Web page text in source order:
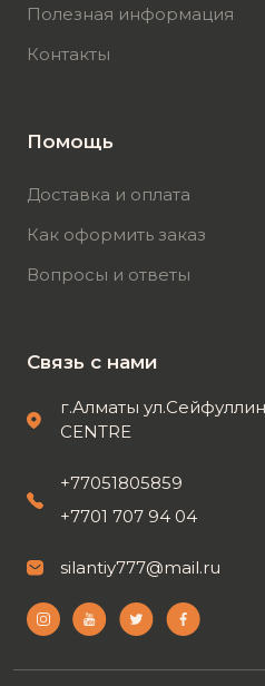
Полезная информация
Контакты
Помощь
Доставка и оплата
Как оформить заказ
Вопросы и ответы
Связь с нами
г.Алматы
CENTRE
+77051805859
+7701 707 94 04
silantiy777@mail.ru